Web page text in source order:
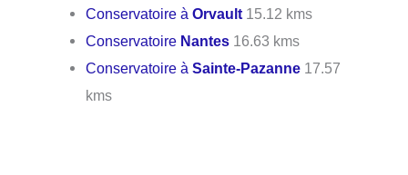
Conservatoire àOrvault 15.12 kms
Conservatoire Nantes 16.63 kms
Conservatoire àSainte-Pazanne 17.57
kms